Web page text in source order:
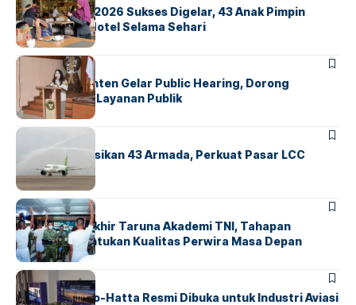
GM For A Day 2026 Sukses Digelar, 43 Anak Pimpin
Operasional Hotel Selama Sehari
BANDARA BERITA
Karantina Banten Gelar Public Hearing, Dorong
Transparansi Layanan Publik
BANDARA
Citilink Operasikan 43 Armada, Perkuat Pasar LCC
Nasional
BERITA
Sidang Pantukhir Taruna Akademi TNI, Tahapan
Strategis Tentukan Kualitas Perwira Masa Depan
BANDARA BERITA
IALC Soekarno-Hatta Resmi Dibuka untuk Industri Aviasi